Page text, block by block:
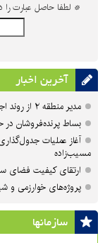
* لطفا حاصل عبارت را
آخرین اخبار
مدیر منطقه ۲ از روند اجرای پروژه زیرگذر شیخ‌آباد بازدید کرد
بساط پرنده‌فروشان
آغاز عملیات
مسیب‌زاده
ارتقای کیفیت فضای
پروژه‌های خوارزمی و
سازمان‎ها